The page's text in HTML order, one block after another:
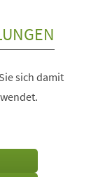
sich damit